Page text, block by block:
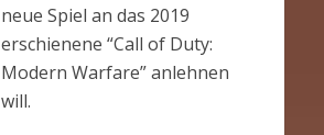
neue Spiel an das 2019
erschienene “Call of Duty:
Modern Warfare” anlehnen
will.